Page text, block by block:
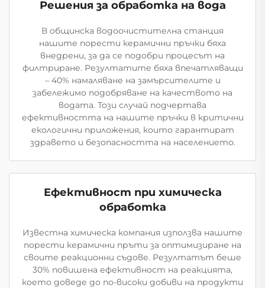
Решения за обработка на вода
В общинска водоочистителна станция
нашите порести керамични пръчки бяха
внедрени, за да се подобри процесът на
филтриране. Резултатите бяха впечатляващи
– 40% намаляване на замърсителите и
забележимо подобряване на качеството на
водата. Този случай подчертава
ефективността на нашите пръчки в критични
екологични приложения, които гарантират
здравето и безопасността на населението.
Ефективност при химическа
обработка
Известна химическа компания използва нашите
порести керамични пръти за оптимизиране на
своите реакционни съдове. Резултатът беше
30% повишена ефективност на реакцията,
което доведе до по-високи добиви на продукти